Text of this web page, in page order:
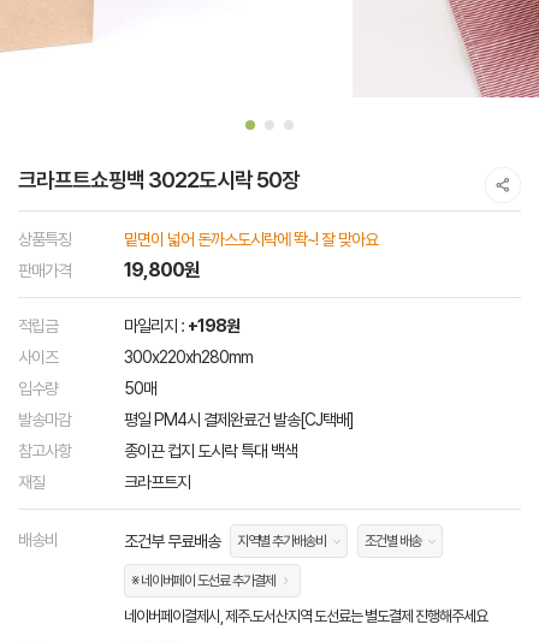
크라프트쇼핑백 3022도시락 50장
상품특징
밑면이 넓어 돈까스도시락에 똭~! 잘 맞아요
판매가격
19,800원
적립금 마일리지 : +198원
사이즈
300x220xh280mm
입수량
50매
발송마감
평일 PM4시 결제완료건 발송[CJ택배]
참고사항
종이끈 컵지 도시락 특대 백색
재질
크라프트지
배송비 조건부 무료배송 지역별 추가배송비 조건별 배송
※ 네이버페이 도선료 추가결제
네이버페이결제시, 제주.도서산지역 도선료는 별도결제 진행해주세요